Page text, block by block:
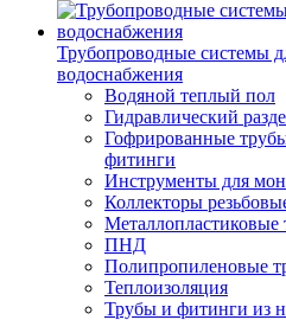
Трубопроводные системы
водоснабжения
Водяной теплый пол
Гидравлический
Гофрированные
фитинги
Инструменты для
Коллекторы
ПНД
Полипропиленовые
Теплоизоляция
Трубы и фитинги из